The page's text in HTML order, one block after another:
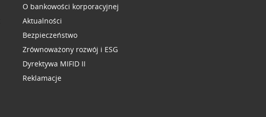
O bankowości korporacyjnej
Aktualności
Bezpieczeństwo
Zrównoważony rozwój i ESG
Dyrektywa MIFID II
Reklamacje